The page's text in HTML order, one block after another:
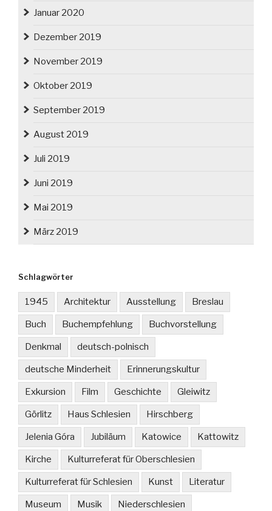
Januar 2020
Dezember 2019
November 2019
Oktober 2019
September 2019
August 2019
Juli 2019
Juni 2019
Mai 2019
März 2019
Schlagwörter
1945 Architektur Ausstellung Breslau
Buch Buchempfehlung Buchvorstellung
Denkmal deutsch-polnisch
deutsche Minderheit Erinnerungskultur
Exkursion Film Geschichte Gleiwitz
Görlitz Haus Schlesien Hirschberg
Jelenia Góra Jubiläum Katowice Kattowitz
Kirche Kulturreferat für Oberschlesien
Kulturreferat für Schlesien Kunst Literatur
Museum Musik Niederschlesien